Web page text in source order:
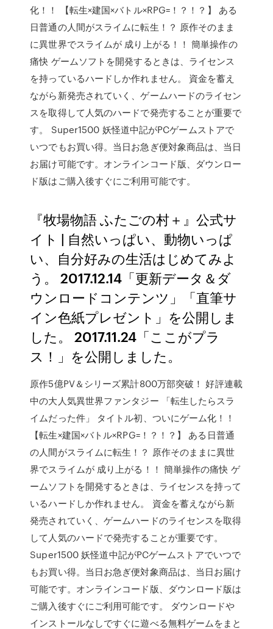
化！！ 【転生×建国×バトル×RPG=！？！？】 ある
日普通の人間がスライムに転生！？ 原作そのまま
に異世界でスライムが 成り上がる！！ 簡単操作の
痛快 ゲームソフトを開発するときは、ライセンス
を持っているハードしか作れません。 資金を蓄え
ながら新発売されていく、ゲームハードのライセン
スを取得して人気のハードで発売することが重要で
す。 Super1500 妖怪道中記がPCゲームストアで
いつでもお買い得。当日お急ぎ便対象商品は、当日
お届け可能です。オンラインコード版、ダウンロー
ド版はご購入後すぐにご利用可能です。
『牧場物語 ふたごの村＋』公式サ
イト | 自然いっぱい、動物いっぱ
い、自分好みの生活はじめてみよ
う。 2017.12.14「更新データ＆ダ
ウンロードコンテンツ」「直筆サ
イン色紙プレゼント」を公開しま
した。 2017.11.24「ここがプラ
ス！」を公開しました。
原作5億PV＆シリーズ累計800万部突破！ 好評連載
中の大人気異世界ファンタジー 「転生したらスラ
イムだった件」 タイトル初、ついにゲーム化！！
【転生×建国×バトル×RPG=！？！？】 ある日普通
の人間がスライムに転生！？ 原作そのままに異世
界でスライムが 成り上がる！！ 簡単操作の痛快 ゲ
ームソフトを開発するときは、ライセンスを持って
いるハードしか作れません。 資金を蓄えながら新
発売されていく、ゲームハードのライセンスを取得
して人気のハードで発売することが重要です。
Super1500 妖怪道中記がPCゲームストアでいつで
もお買い得。当日お急ぎ便対象商品は、当日お届け
可能です。オンラインコード版、ダウンロード版は
ご購入後すぐにご利用可能です。 ダウンロードや
インストールなしですぐに遊べる無料ゲームをまと